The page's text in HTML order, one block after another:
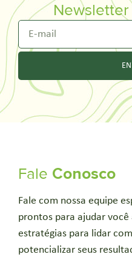
Fale Conosco
Fale com nossa equipe
prontos para ajudar
estratégias para lidar
potencializar seus